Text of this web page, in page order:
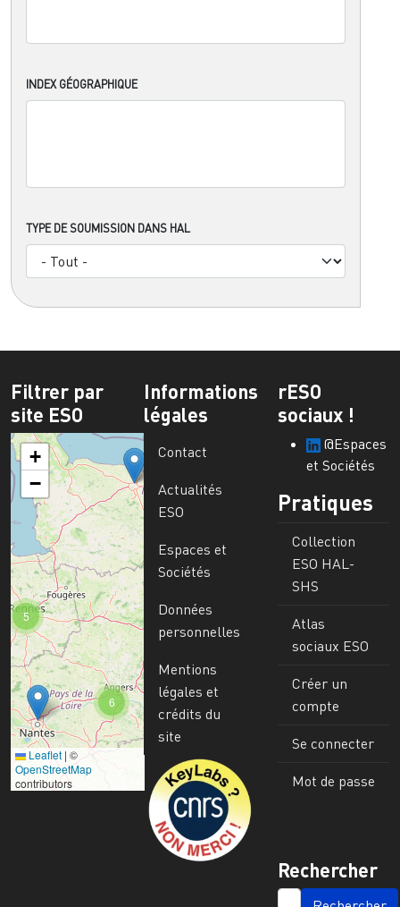
INDEX GÉOGRAPHIQUE
TYPE DE SOUMISSION DANS HAL
Filtrer par
site ESO
6
5
+
−
Leaflet | ©
OpenStreetMap
contributors
Informations
légales
Contact
Actualités
ESO
Espaces et
Sociétés
Données
personnelles
Mentions
légales et
crédits du
site
Image
rESO
sociaux !
@Espaces
et Sociétés
Pratiques
Collection
ESO HAL-
SHS
Atlas
sociaux ESO
Créer un
compte
Se connecter
Mot de passe
Rechercher
SEARCH